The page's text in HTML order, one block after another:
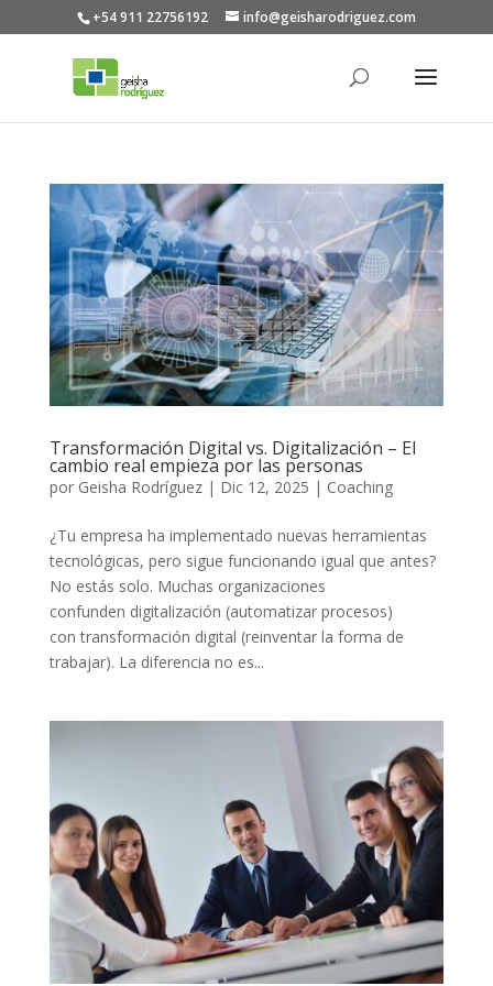
+54 911 22756192 info@geisharodriguez.com
Transformación Digital vs. Digitalización – El
cambio real empieza por las personas
por Geisha Rodríguez| Dic 12, 2025 | Coaching
¿Tu empresa ha implementado nuevas herramientas
tecnológicas, pero sigue funcionando igual que antes?
No estás solo. Muchas organizaciones
confunden digitalización (automatizar procesos)
con transformación digital (reinventar la forma de
trabajar). La diferencia no es...